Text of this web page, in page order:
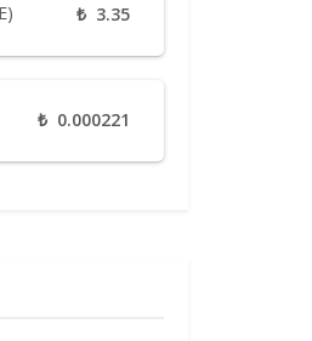
₺ 3.35
₺ 0.000221